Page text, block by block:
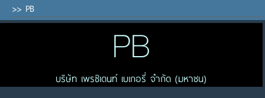
>> PB
PB
บริษัท เพรซิเดนท์ เบเกอรี่ จำกัด (มหาชน)